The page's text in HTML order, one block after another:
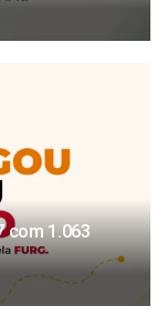
com 1.063